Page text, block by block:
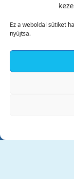
Ez a weboldal sütiket
nyújtsa.